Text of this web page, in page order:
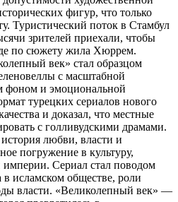
фигур, что только
Туристический поток в Стамбул
зрителей приехали, чтобы
по сюжету жила Хюррем.
век» стал образцом
с масштабной
фоном и эмоциональной
турецких сериалов нового
и доказал, что местные
с голливудскими драмами.
любви, власти и
погружение в культуру,
Сериал стал поводом
исламском обществе, роли
власти. «Великолепный век» —